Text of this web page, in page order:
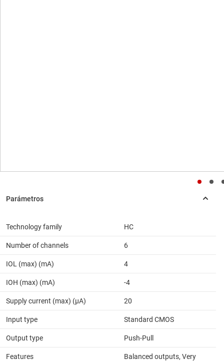
Technology family HC
Number of channels 6
IOL (max) (mA) 4
IOH (max) (mA) -4
Supply current (max) (µA) 20
Input type Standard CMOS
Output type Push-Pull
Features
Balanced outputs, Very